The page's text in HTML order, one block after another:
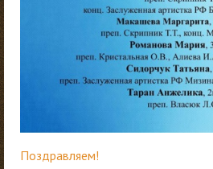
Поздравляем!